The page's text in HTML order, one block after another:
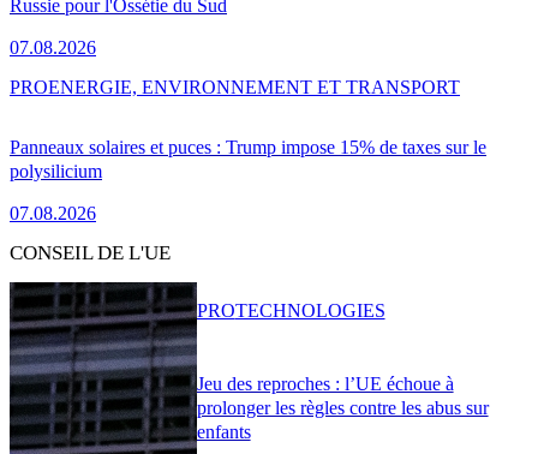
Russie pour l'Ossétie du Sud
07.08.2026
Panneaux solaires et puces : Trump impose 15% de taxes sur le
polysilicium
07.08.2026
PROENERGIE, ENVIRONNEMENT ET TRANSPORT
CONSEIL DE L'UE
Jeu des reproches : l’UE échoue à
prolonger les règles contre les abus sur
enfants
PROTECHNOLOGIES